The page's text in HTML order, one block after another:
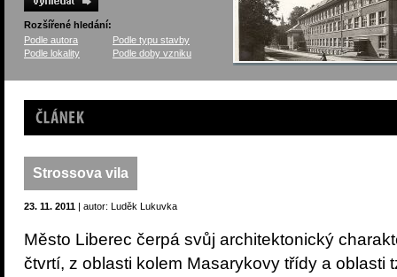
Rozšířené hledání:
Podle autora
Podle typu stavby
Podle lokality
Podle doby vzniku
Článek
Strossova vila
23. 11. 2011 | autor: Luděk Lukuvka
Město Liberec čerpá svůj architektonický
čtvrtí, z oblasti kolem Masarykovy třídy a oblasti